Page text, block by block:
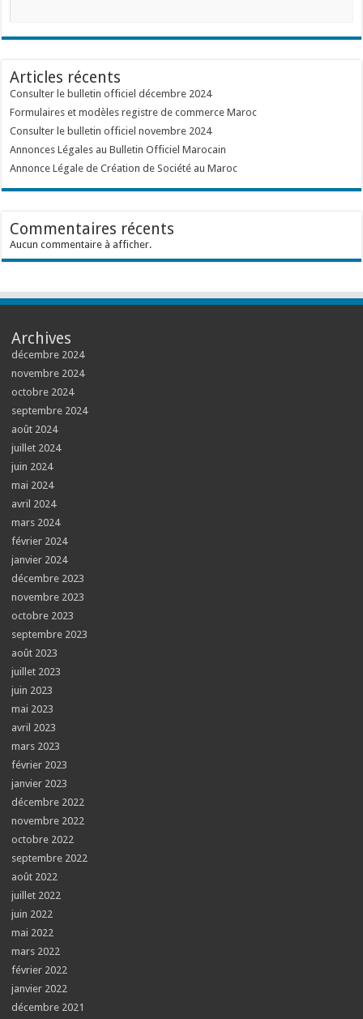
Articles récents
Consulter le bulletin officiel décembre 2024
Formulaires et modèles registre de commerce Maroc
Consulter le bulletin officiel novembre 2024
Annonces Légales au Bulletin Officiel Marocain
Annonce Légale de Création de Société au Maroc
Commentaires récents
Aucun commentaire à afficher.
Archives
décembre 2024
novembre 2024
octobre 2024
septembre 2024
août 2024
juillet 2024
juin 2024
mai 2024
avril 2024
mars 2024
février 2024
janvier 2024
décembre 2023
novembre 2023
octobre 2023
septembre 2023
août 2023
juillet 2023
juin 2023
mai 2023
avril 2023
mars 2023
février 2023
janvier 2023
décembre 2022
novembre 2022
octobre 2022
septembre 2022
août 2022
juillet 2022
juin 2022
mai 2022
mars 2022
février 2022
janvier 2022
décembre 2021